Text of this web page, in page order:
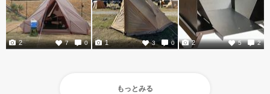
7 0
2 3 0
1 5 2
2
もっとみる